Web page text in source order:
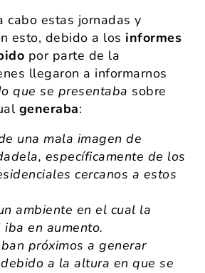
cabo estas jornadas y
esto, debido a los informes
por parte de la
llegaron a informarnos
que se presentaba sobre
generaba:
una mala imagen de
específicamente de los
cercanos a estos
ambiente en el cual la
en aumento.
próximos a generar
a la altura en que se